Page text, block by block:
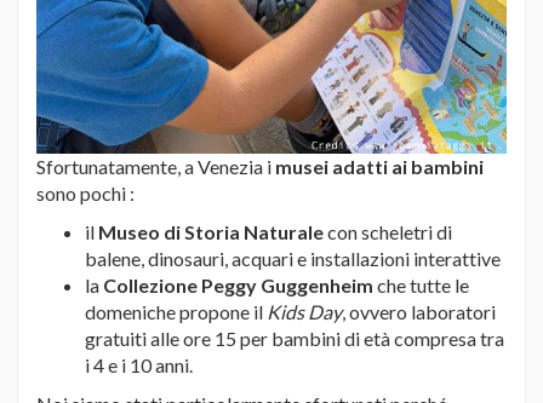
Sfortunatamente, a Venezia i musei adatti ai bambini
sono pochi :
il Museo di Storia Naturalecon scheletri di
balene, dinosauri, acquari e installazioni interattive
la Collezione Peggy Guggenheim che tutte le
domeniche propone il Kids Day, ovvero laboratori
gratuiti alle ore 15 per bambini di età compresa tra
i 4 e i 10 anni.